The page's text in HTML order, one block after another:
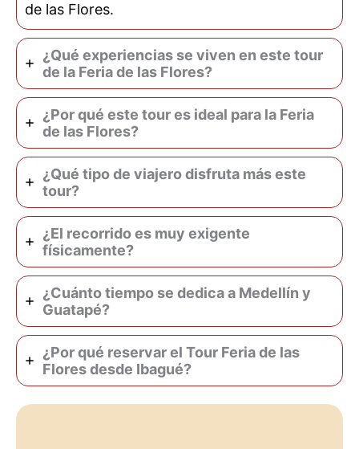
de las Flores.
¿Qué experiencias se viven en este tour
de la Feria de las Flores?
¿Por qué este tour es ideal para la Feria
de las Flores?
¿Qué tipo de viajero disfruta más este
tour?
¿El recorrido es muy exigente
físicamente?
¿Cuánto tiempo se dedica a Medellín y
Guatapé?
¿Por qué reservar el Tour Feria de las
Flores desde Ibagué?